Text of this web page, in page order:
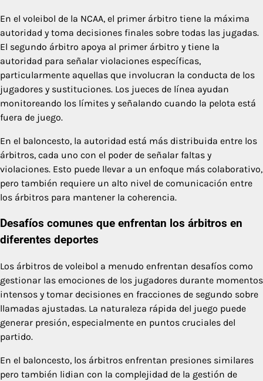
En el voleibol de la NCAA, el primer árbitro tiene la máxima
autoridad y toma decisiones finales sobre todas las jugadas.
El segundo árbitro apoya al primer árbitro y tiene la
autoridad para señalar violaciones específicas,
particularmente aquellas que involucran la conducta de los
jugadores y sustituciones. Los jueces de línea ayudan
monitoreando los límites y señalando cuando la pelota está
fuera de juego.
En el baloncesto, la autoridad está más distribuida entre los
árbitros, cada uno con el poder de señalar faltas y
violaciones. Esto puede llevar a un enfoque más colaborativo,
pero también requiere un alto nivel de comunicación entre
los árbitros para mantener la coherencia.
Desafíos comunes que enfrentan los árbitros en
diferentes deportes
Los árbitros de voleibol a menudo enfrentan desafíos como
gestionar las emociones de los jugadores durante momentos
intensos y tomar decisiones en fracciones de segundo sobre
llamadas ajustadas. La naturaleza rápida del juego puede
generar presión, especialmente en puntos cruciales del
partido.
En el baloncesto, los árbitros enfrentan presiones similares
pero también lidian con la complejidad de la gestión de